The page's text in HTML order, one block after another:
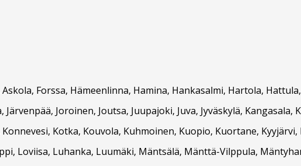
Forssa, Hämeenlinna, Hamina, Hankasalmi, Hartola,
Joroinen, Joutsa, Juupajoki, Juva, Jyväskylä, Kangasala,
Kotka, Kouvola, Kuhmoinen, Kuopio, Kuortane,
Loviisa, Luhanka, Luumäki, Mäntsälä, Mänttä-Vilppula,